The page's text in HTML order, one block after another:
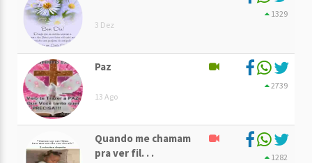
3 Dez
1329
Paz
13 Ago
2739
Quando me chamam
pra ver fil. . .
1282